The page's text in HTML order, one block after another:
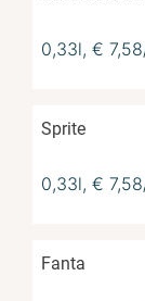
0,33l, €
Sprite
0,33l, €
Fanta